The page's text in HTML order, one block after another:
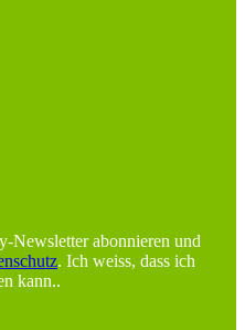
Newsletter abonnieren und
. Ich weiss, dass ich
kann..